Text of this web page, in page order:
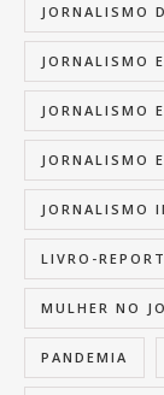
JORNALISMO
JORNALISMO
JORNALISMO
JORNALISMO
JORNALISMO
LIVRO-
MULHER NO
PANDEMIA